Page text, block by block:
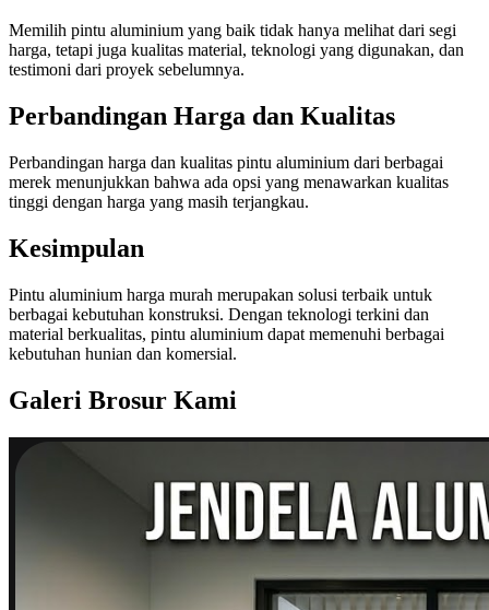
Memilih pintu aluminium yang baik tidak hanya melihat dari segi
harga, tetapi juga kualitas material, teknologi yang digunakan, dan
testimoni dari proyek sebelumnya.
Perbandingan Harga dan Kualitas
Perbandingan harga dan kualitas pintu aluminium dari berbagai
merek menunjukkan bahwa ada opsi yang menawarkan kualitas
tinggi dengan harga yang masih terjangkau.
Kesimpulan
Pintu aluminium harga murah merupakan solusi terbaik untuk
berbagai kebutuhan konstruksi. Dengan teknologi terkini dan
material berkualitas, pintu aluminium dapat memenuhi berbagai
kebutuhan hunian dan komersial.
Galeri Brosur Kami